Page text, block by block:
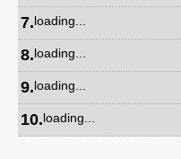
7.loading...
8.loading...
9.loading...
10.loading...